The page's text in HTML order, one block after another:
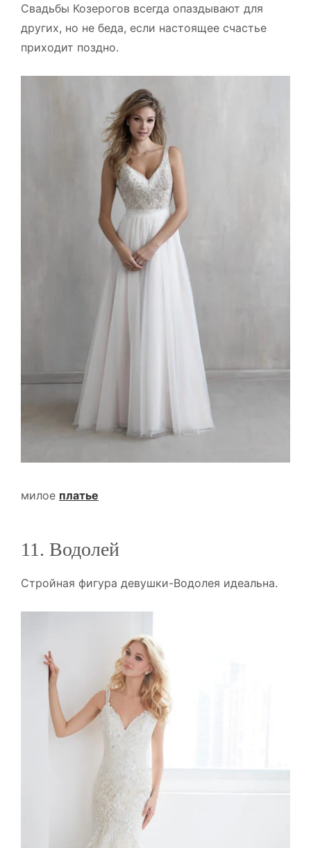
Свадьбы Козерогов всегда опаздывают для
других, но не беда, если настоящее счастье
приходит поздно.
милое платье
11. Водолей
Стройная фигура девушки-Водолея идеальна.